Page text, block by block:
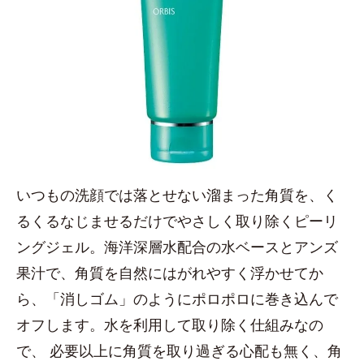
いつもの洗顔では落とせない溜まった角質を、く
るくるなじませるだけでやさしく取り除くピーリ
ングジェル。海洋深層水配合の水ベースとアンズ
果汁で、角質を自然にはがれやすく浮かせてか
ら、「消しゴム」のようにポロポロに巻き込んで
オフします。水を利用して取り除く仕組みなの
で、 必要以上に角質を取り過ぎる心配も無く、角